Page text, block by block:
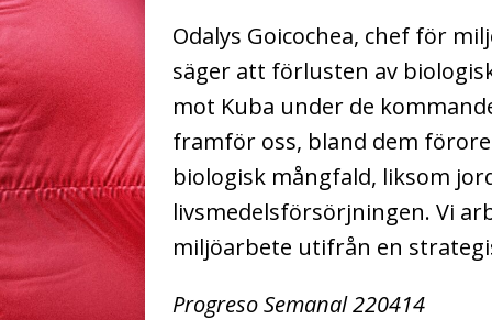
Odalys Goicochea, chef för
säger att förlusten av
mot Kuba under de
framför oss, bland dem
biologisk mångfald, liksom
livsmedelsförsörjningen. Vi
miljöarbete utifrån en
Progreso Semanal 220414